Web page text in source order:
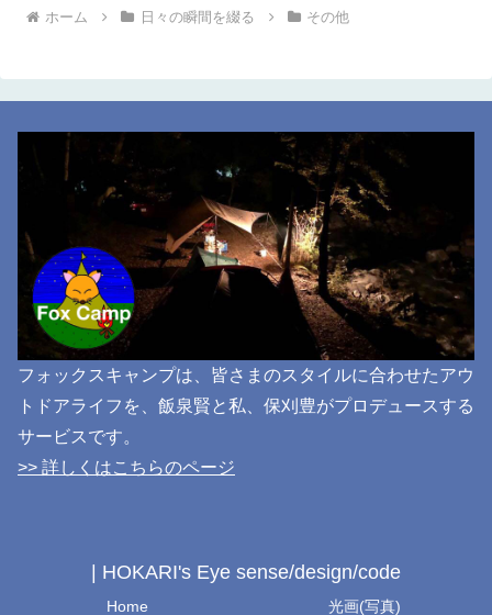
ホーム 日々の瞬間を綴る その他
フォックスキャンプは、皆さまのスタイルに合わせたアウ
トドアライフを、飯泉賢と私、保刈豊がプロデュースする
サービスです。
>> 詳しくはこちらのページ
| HOKARI's Eye sense/design/code
Home 光画(写真)